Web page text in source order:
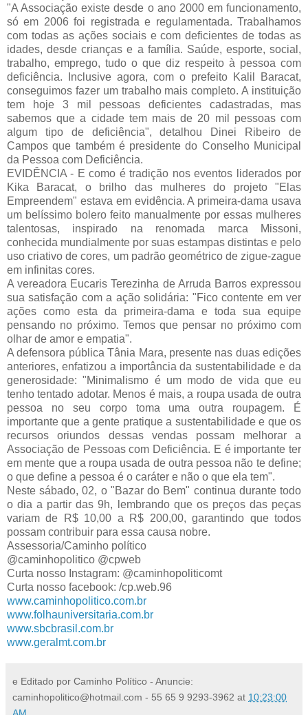
"A Associação existe desde o ano 2000 em funcionamento,
só em 2006 foi registrada e regulamentada. Trabalhamos
com todas as ações sociais e com deficientes de todas as
idades, desde crianças e a família. Saúde, esporte, social,
trabalho, emprego, tudo o que diz respeito à pessoa com
deficiência. Inclusive agora, com o prefeito Kalil Baracat,
conseguimos fazer um trabalho mais completo. A instituição
tem hoje 3 mil pessoas deficientes cadastradas, mas
sabemos que a cidade tem mais de 20 mil pessoas com
algum tipo de deficiência", detalhou Dinei Ribeiro de
Campos que também é presidente do Conselho Municipal
da Pessoa com Deficiência.
EVIDÊNCIA - E como é tradição nos eventos liderados por
Kika Baracat, o brilho das mulheres do projeto "Elas
Empreendem" estava em evidência. A primeira-dama usava
um belíssimo bolero feito manualmente por essas mulheres
talentosas, inspirado na renomada marca Missoni,
conhecida mundialmente por suas estampas distintas e pelo
uso criativo de cores, um padrão geométrico de zigue-zague
em infinitas cores.
A vereadora Eucaris Terezinha de Arruda Barros expressou
sua satisfação com a ação solidária: "Fico contente em ver
ações como esta da primeira-dama e toda sua equipe
pensando no próximo. Temos que pensar no próximo com
olhar de amor e empatia".
A defensora pública Tânia Mara, presente nas duas edições
anteriores, enfatizou a importância da sustentabilidade e da
generosidade: "Minimalismo é um modo de vida que eu
tenho tentado adotar. Menos é mais, a roupa usada de outra
pessoa no seu corpo toma uma outra roupagem. É
importante que a gente pratique a sustentabilidade e que os
recursos oriundos dessas vendas possam melhorar a
Associação de Pessoas com Deficiência. E é importante ter
em mente que a roupa usada de outra pessoa não te define;
o que define a pessoa é o caráter e não o que ela tem".
Neste sábado, 02, o "Bazar do Bem" continua durante todo
o dia a partir das 9h, lembrando que os preços das peças
variam de R$ 10,00 a R$ 200,00, garantindo que todos
possam contribuir para essa causa nobre.
Assessoria/Caminho político
@caminhopolitico @cpweb
Curta nosso Instagram: @caminhopoliticomt
Curta nosso facebook: /cp.web.96
www.caminhopolitico.com.br
www.folhauniversitaria.com.br
www.sbcbrasil.com.br
www.geralmt.com.br
e Editado por Caminho Político - Anuncie:
caminhopolitico@hotmail.com - 55 65 9 9293-3962 at 10:23:00